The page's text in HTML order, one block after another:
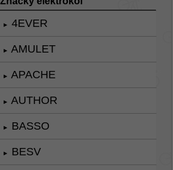
► 4EVER
► AMULET
► APACHE
► AUTHOR
► BASSO
► BESV